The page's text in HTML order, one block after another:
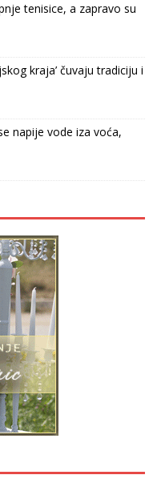
tenisice, a zapravo su
kraja’ čuvaju tradiciju i
napije vode iza voća,